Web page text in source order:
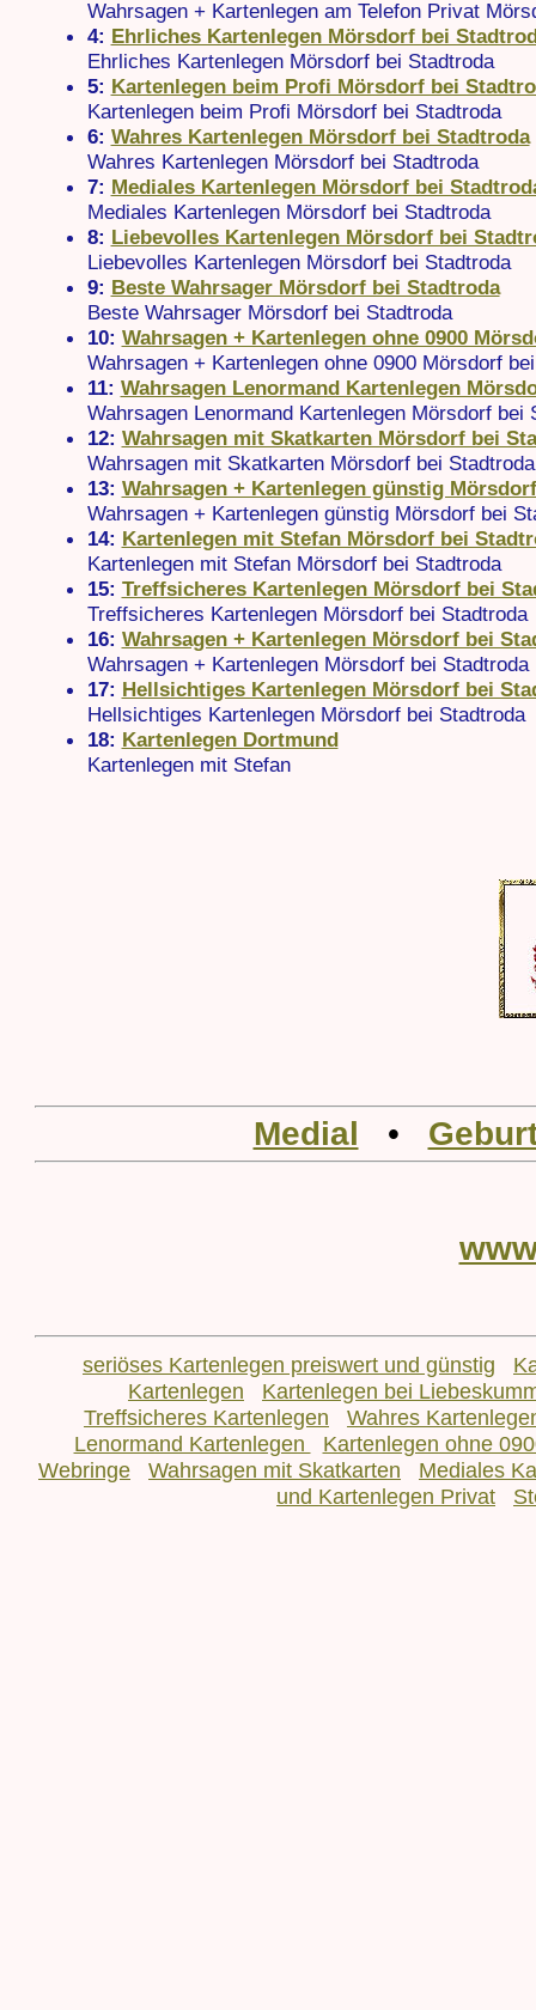
Wahrsagen + Kartenlegen am Telefon Privat
4: Ehrliches Kartenlegen Mörsdorf bei
Ehrliches Kartenlegen Mörsdorf bei Stadtroda
5: Kartenlegen beim Profi Mörsdorf bei
Kartenlegen beim Profi Mörsdorf bei Stadtroda
6: Wahres Kartenlegen Mörsdorf bei Stadtroda
Wahres Kartenlegen Mörsdorf bei Stadtroda
7: Mediales Kartenlegen Mörsdorf bei
Mediales Kartenlegen Mörsdorf bei Stadtroda
8: Liebevolles Kartenlegen Mörsdorf bei
Liebevolles Kartenlegen Mörsdorf bei Stadtroda
9: Beste Wahrsager Mörsdorf bei Stadtroda
Beste Wahrsager Mörsdorf bei Stadtroda
10: Wahrsagen + Kartenlegen ohne 0900
Wahrsagen + Kartenlegen ohne 0900 Mörsdorf
11: Wahrsagen Lenormand Kartenlegen
Wahrsagen Lenormand Kartenlegen Mörsdorf bei
12: Wahrsagen mit Skatkarten Mörsdorf bei
Wahrsagen mit Skatkarten Mörsdorf bei Stadtroda
13: Wahrsagen + Kartenlegen günstig
Wahrsagen + Kartenlegen günstig Mörsdorf bei
14: Kartenlegen mit Stefan Mörsdorf bei
Kartenlegen mit Stefan Mörsdorf bei Stadtroda
15: Treffsicheres Kartenlegen Mörsdorf bei
Treffsicheres Kartenlegen Mörsdorf bei Stadtroda
16: Wahrsagen + Kartenlegen Mörsdorf bei
Wahrsagen + Kartenlegen Mörsdorf bei Stadtroda
17: Hellsichtiges Kartenlegen Mörsdorf bei
Hellsichtiges Kartenlegen Mörsdorf bei Stadtroda
18: Kartenlegen Dortmund
Kartenlegen mit Stefan
Medial •
seriöses Kartenlegen preiswert und günstig
Kartenlegen
Kartenlegen bei
Treffsicheres Kartenlegen
Wahres
Lenormand Kartenlegen
Kartenlegen ohne
Webringe
Wahrsagen mit Skatkarten
Mediales
und Kartenlegen Privat